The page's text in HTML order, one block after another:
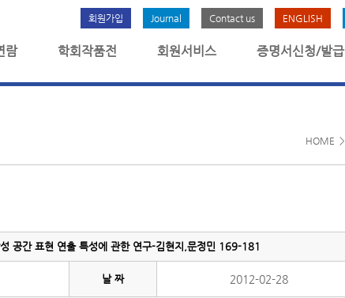
회원가입 Journal Contact us ENGLISH
람 학회작품전 회원서비스 증명서신청/발급
HOME >
공간 표현 연출 특성에 관한 연구-김현지,문정민 169-181
날 짜 2012-02-28